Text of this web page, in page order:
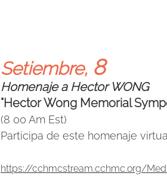
Setiembre, 8
Homenaje a Hector WONG
"Hector Wong Memorial
(8 00 Am Est)
Participa de este homenaje
https://cchmcstream.cchmc.org/